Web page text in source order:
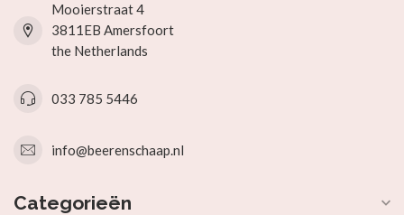
Mooierstraat 4
3811EB Amersfoort
the Netherlands
033 785 5446
info@beerenschaap.nl
Categorieën